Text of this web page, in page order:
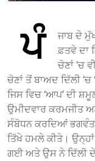
ਪੰ
ਜਾਬ ਦੇ
ਫ਼ਤਵੇ ਦਾ
ਚੋਣਾਂ ’ਚ
ਚੋਣਾਂ ਤੋਂ ਬਾਅਦ ਦਿੱਲੀ
ਜਿਸ ਵਿਚ ‘ਆਪ’ ਦੀ
ਉਮੀਦਵਾਰ ਕਰਮਜੀਤ
ਸੰਬੋਧਨ ਕਰਦਿਆਂ ਭਗਵੰਤ
ਤਿੱਖੇ ਹਮਲੇ ਕੀਤੇ। ਉਨ੍ਹਾਂ
ਗਈ ਅਤੇ ਉਸ ਨੇ ਦਿੱਲੀ